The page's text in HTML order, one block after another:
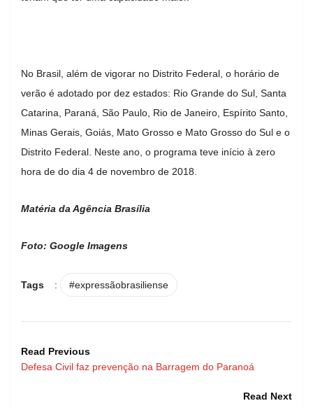
No Brasil, além de vigorar no Distrito Federal, o horário de
verão é adotado por dez estados: Rio Grande do Sul, Santa
Catarina, Paraná, São Paulo, Rio de Janeiro, Espírito Santo,
Minas Gerais, Goiás, Mato Grosso e Mato Grosso do Sul e o
Distrito Federal. Neste ano, o programa teve início à zero
hora de do dia 4 de novembro de 2018.
Matéria da Agência Brasília
Foto: Google Imagens
Tags : #expressãobrasiliense
Read Previous
Defesa Civil faz prevenção na Barragem do Paranoá
Read Next